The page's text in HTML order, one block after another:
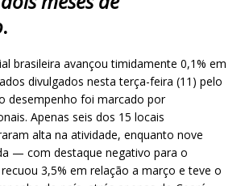
.
brasileira avançou timidamente 0,1% em
divulgados nesta terça-feira (11) pelo
desempenho foi marcado por
Apenas seis dos 15 locais
alta na atividade, enquanto nove
— com destaque negativo para o
3,5% em relação a março e teve o